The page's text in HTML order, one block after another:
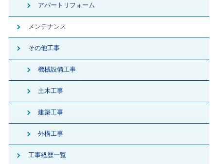
アパートリフォーム
メンテナンス
その他工事
機械設備工事
土木工事
建築工事
外構工事
工事経歴一覧